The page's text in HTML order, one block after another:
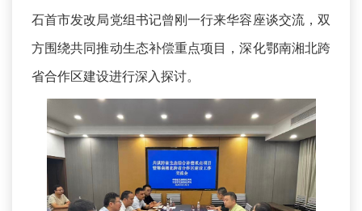
石首市发改局党组书记曾刚一行来华容座谈交流，双
方围绕共同推动生态补偿重点项目，深化鄂南湘北跨
省合作区建设进行深入探讨。